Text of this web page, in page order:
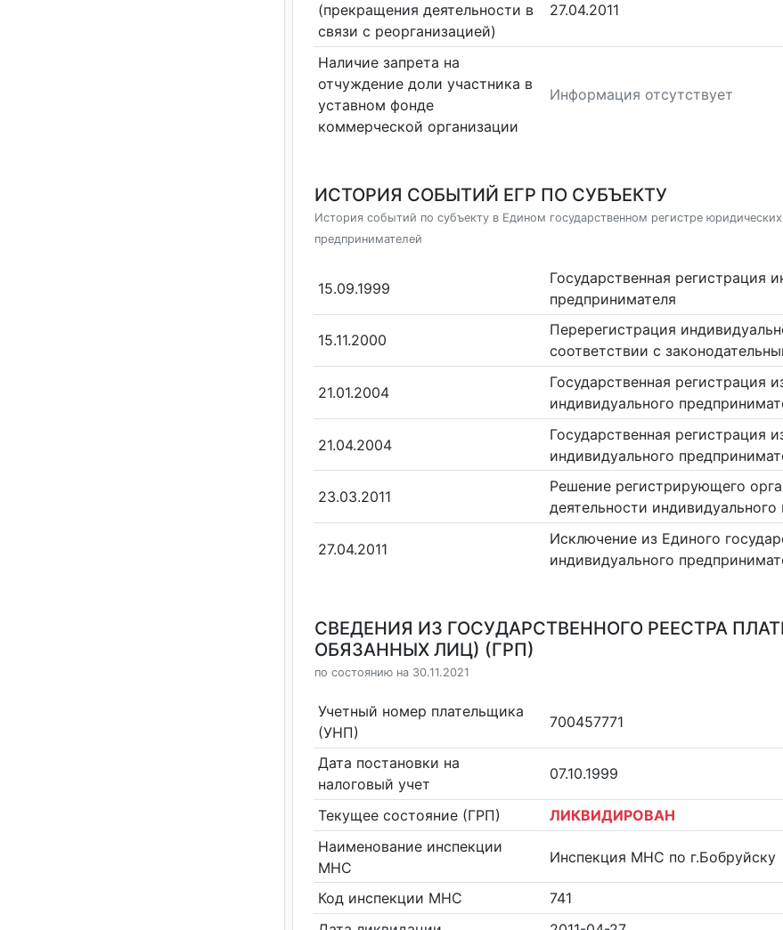
(прекращения деятельности в
связи с реорганизацией)
27.04.2011
Наличие запрета на
отчуждение доли участника в
уставном фонде
коммерческой организации
Информация отсутствует
ИСТОРИЯ СОБЫТИЙ ЕГР ПО СУБЪЕКТУ
История событий по субъекту в Едином государственном регистре
предпринимателей
15.09.1999
Государственная регистрация
предпринимателя
15.11.2000
Перерегистрация
соответствии с
21.01.2004
Государственная регистрация
индивидуального
21.04.2004
Государственная регистрация
индивидуального
23.03.2011
Решение регистрирующего
деятельности
27.04.2011
Исключение из Единого
индивидуального
СВЕДЕНИЯ ИЗ ГОСУДАРСТВЕННОГО РЕЕСТРА
ОБЯЗАННЫХ ЛИЦ) (ГРП)
по состоянию на 30.11.2021
Учетный номер плательщика
(УНП)
700457771
Дата постановки на
налоговый учет
07.10.1999
Текущее состояние (ГРП)
ЛИКВИДИРОВАН
Наименование инспекции
МНС
Инспекция МНС по г.Бобруйску
Код инспекции МНС
741